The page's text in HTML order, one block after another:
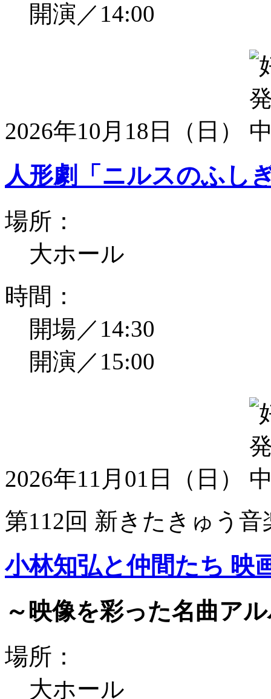
開演／14:00
2026年10月18日（日）
人形劇「ニルスのふし
場所：
大ホール
時間：
開場／14:30
開演／15:00
2026年11月01日（日）
第112回 新きたきゅう音
小林知弘と仲間たち 映
～映像を彩った名曲ア
場所：
大ホール